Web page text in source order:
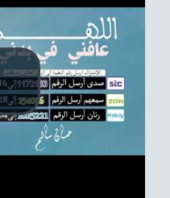
رياضي
Sudani tones